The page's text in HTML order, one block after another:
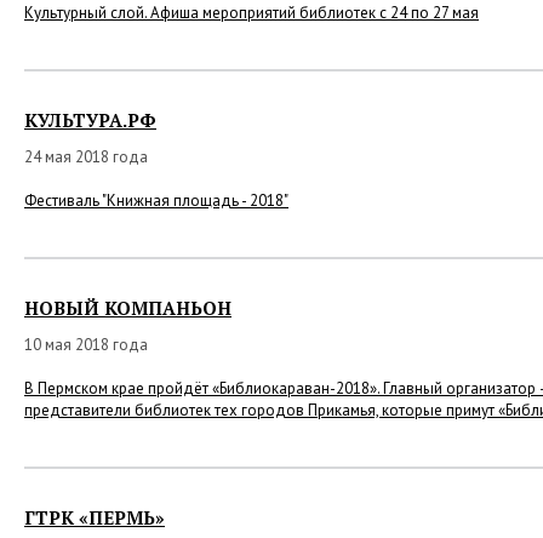
Культурный слой. Афиша мероприятий библиотек с 24 по 27 мая
КУЛЬТУРА.РФ
24 мая 2018 года
Фестиваль "Книжная площадь - 2018"
НОВЫЙ КОМПАНЬОН
10 мая 2018 года
В Пермском крае пройдёт «Библиокараван-2018». Главный
представители библиотек тех городов Прикамья, которые примут
ГТРК «ПЕРМЬ»